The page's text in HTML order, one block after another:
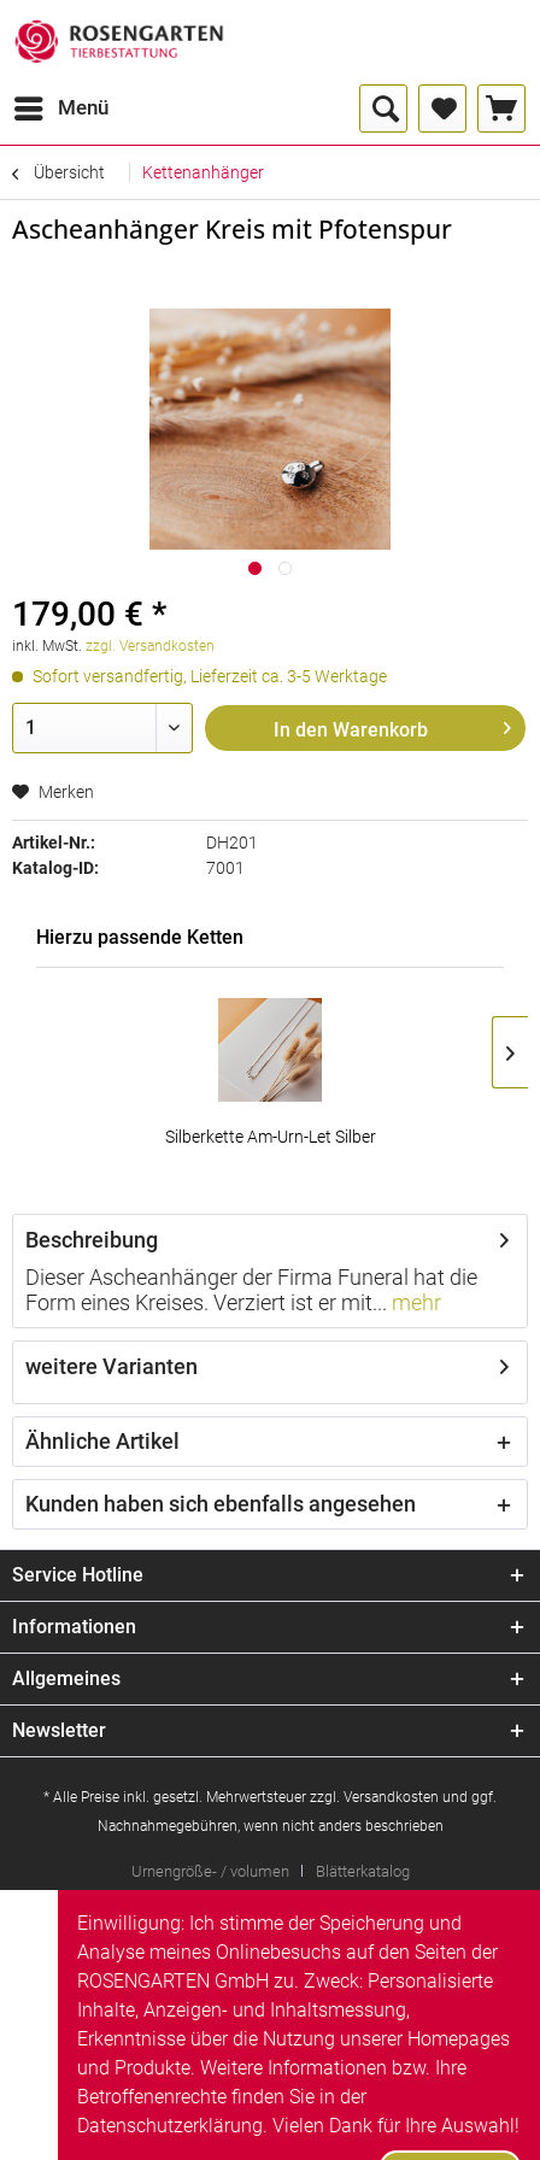
Menü
Übersicht Kettenanhänger
Ascheanhänger Kreis mit Pfotenspur
179,00 € *
inkl. MwSt. zzgl. Versandkosten
Sofort versandfertig, Lieferzeit ca. 3-5 Werktage
In den Warenkorb
Merken
Artikel-Nr.:
DH201
Katalog-ID:
7001
Hierzu passende Ketten
Silberkette Am-Urn-Let Silber
ab 49,00 € *
Beschreibung
Dieser Ascheanhänger der Firma Funeral hat die
Form eines Kreises. Verziert ist er mit... mehr
weitere Varianten
Ähnliche Artikel
Kunden haben sich ebenfalls angesehen
Service Hotline
Informationen
Allgemeines
Newsletter
* Alle Preise inkl. gesetzl. Mehrwertsteuer zzgl. Versandkosten und ggf.
Nachnahmegebühren, wenn nicht anders beschrieben
Urnengröße- / volumen Blätterkatalog
Einwilligung: Ich stimme der Speicherung und
Analyse meines Onlinebesuchs auf den Seiten der
ROSENGARTEN GmbH zu. Zweck: Personalisierte
Inhalte, Anzeigen- und Inhaltsmessung,
Erkenntnisse über die Nutzung unserer Homepages
und Produkte. Weitere Informationen bzw. Ihre
Betroffenenrechte finden Sie in der
Datenschutzerklärung. Vielen Dank für Ihre Auswahl!